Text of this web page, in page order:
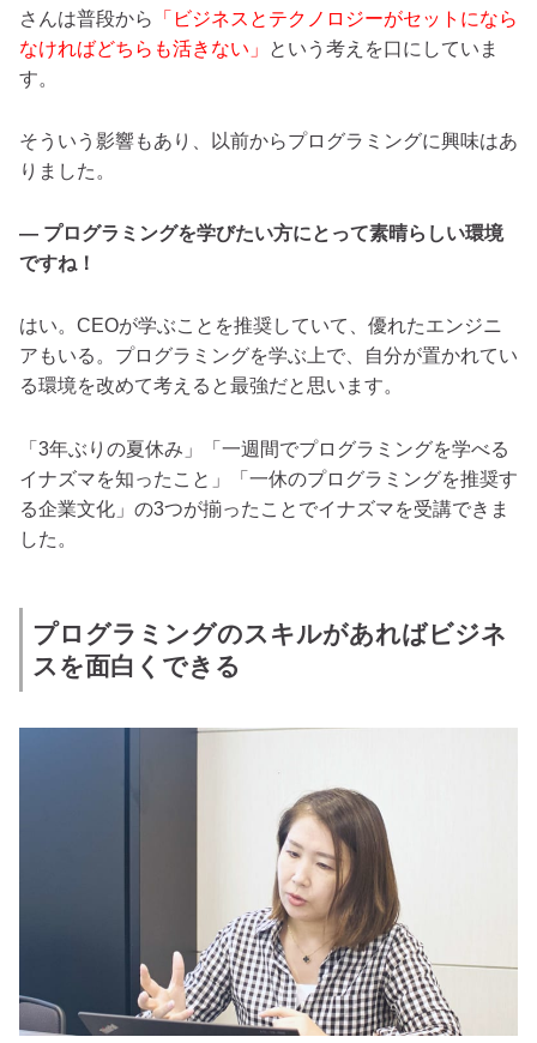
さんは普段から
「ビジネスとテクノロジーがセットになら
なければどちらも活きない」
という考えを口にしていま
す。
そういう影響もあり、以前からプログラミングに興味はあ
りました。
— プログラミングを学びたい方にとって素晴らしい環境
ですね！
はい。CEOが学ぶことを推奨していて、優れたエンジニ
アもいる。プログラミングを学ぶ上で、自分が置かれてい
る環境を改めて考えると最強だと思います。
「3年ぶりの夏休み」「一週間でプログラミングを学べる
イナズマを知ったこと」「一休のプログラミングを推奨す
る企業文化」の3つが揃ったことでイナズマを受講できま
した。
プログラミングのスキルがあればビジネ
スを面白くできる